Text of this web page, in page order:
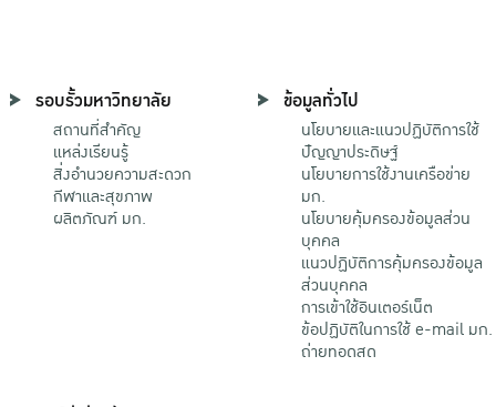
รอบรั้วมหาวิทยาลัย
สถานที่สำคัญ
แหล่งเรียนรู้
สิ่งอำนวยความสะดวก
กีฬาและสุขภาพ
ผลิตภัณฑ์ มก.
ข้อมูลทั่วไป
นโยบายและแนวปฏิบัติการใช้
ปัญญาประดิษฐ์
นโยบายการใช้งานเครือข่าย
มก.
นโยบายคุ้มครองข้อมูลส่วน
บุคคล
แนวปฏิบัติการคุ้มครองข้อมูล
ส่วนบุคคล
การเข้าใช้อินเตอร์เน็ต
ข้อปฏิบัติในการใช้ e-mail มก.
ถ่ายทอดสด